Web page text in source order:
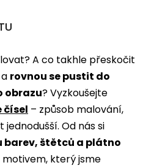
A co takhle přeskočit
rovnou se pustit do
obrazu? Vyzkoušejte
čísel ­­– způsob malování,
Od nás si
barev, štětců a plátno
který jsme